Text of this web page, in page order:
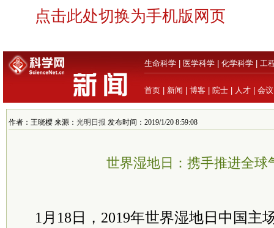
点击此处切换为手机版网页
生命科学 医学科学 化学科学 工
首页 新闻 博客 院士 人才 会议
作者：王晓樱 来源： 光明日报 发布时间：2019/1/20 8:59:08
世界湿地日：携手推进全球
1月18日，2019年世界湿地日中国主